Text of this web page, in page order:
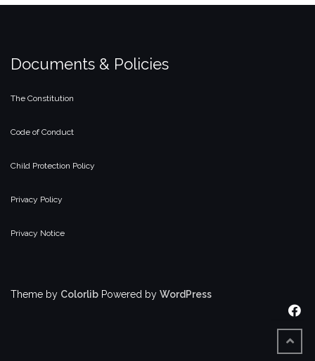
Documents & Policies
The Constitution
Code of Conduct
Child Protection Policy
Privacy Policy
Privacy Notice
Theme by Colorlib Powered by WordPress